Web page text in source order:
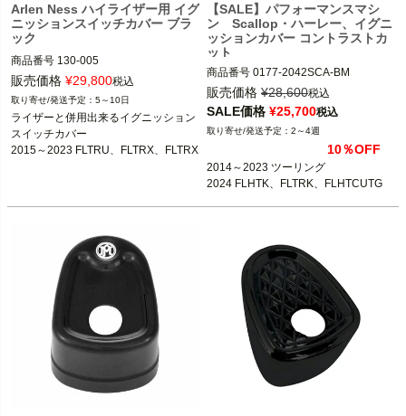
Arlen Ness ハイライザー用 イグ
ニッションスイッチカバー ブラ
ック
商品番号 130-005
3OT：2106-0554
販売価格 ¥29,800税込
5～10日
ライザーと併用出来るイグニッション
スイッチカバー
2015～2023 FLTRU、FLTRX、FLTRX
【SALE】パフォーマンスマシ
ン Scallop・ハーレー、イグニ
ッションカバー コントラストカ
ット
商品番号 0177-2042SCA-BM
5MS：953470
2014～2023 ツーリング FLHX、FLH
※FLHRCを除く
販売価格 ¥28,600税込
SALE価格 ¥25,700税込
2～4週
10％OFF
2014～2023 ツーリング
2024 FLHTK、FLTRK、FLHTCUTG